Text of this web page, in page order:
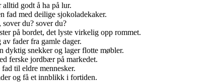
godt å ha på lur.
fad med deilige sjokoladekaker.
sover du? sover du?
på bordet, det lyste virkelig opp rommet.
fader fra gamle dager.
dyktig snekker og lager flotte møbler.
ferske jordbær på markedet.
til eldre mennesker.
og få et innblikk i fortiden.